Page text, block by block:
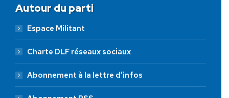
Autour du parti
Espace Militant
Charte DLF réseaux sociaux
Abonnement à la lettre d’infos